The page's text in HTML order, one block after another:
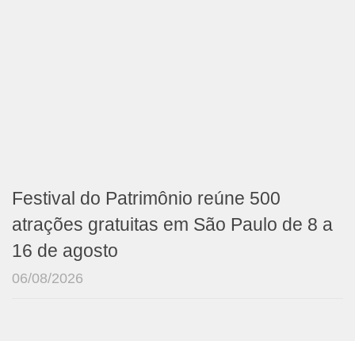
Festival do Patrimônio reúne 500
atrações gratuitas em São Paulo de 8 a
16 de agosto
06/08/2026